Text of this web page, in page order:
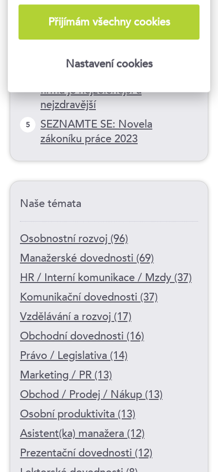
2
Hodnoty ESG a firemní
komunikace
3
ESG: Klíč k úspěšnému a
udržitelnému podnikání
firma je nejzelenější a
nejzdravější
5
SEZNAMTE SE: Novela
zákoníku práce 2023
Naše témata
Osobnostní rozvoj (96)
Manažerské dovednosti (69)
HR / Interní komunikace / Mzdy (37)
Komunikační dovednosti (37)
Vzdělávání a rozvoj (17)
Obchodní dovednosti (16)
Právo / Legislativa (14)
Marketing / PR (13)
Obchod / Prodej / Nákup (13)
Osobní produktivita (13)
Asistent(ka) manažera (12)
Prezentační dovednosti (12)
Přijímám všechny cookies
Nastavení cookies